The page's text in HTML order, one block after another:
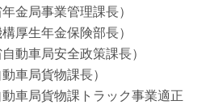
金局事業管理課長）
厚生年金保険部長）
動車局安全政策課長）
車局貨物課長）
車局貨物課トラック事業適正